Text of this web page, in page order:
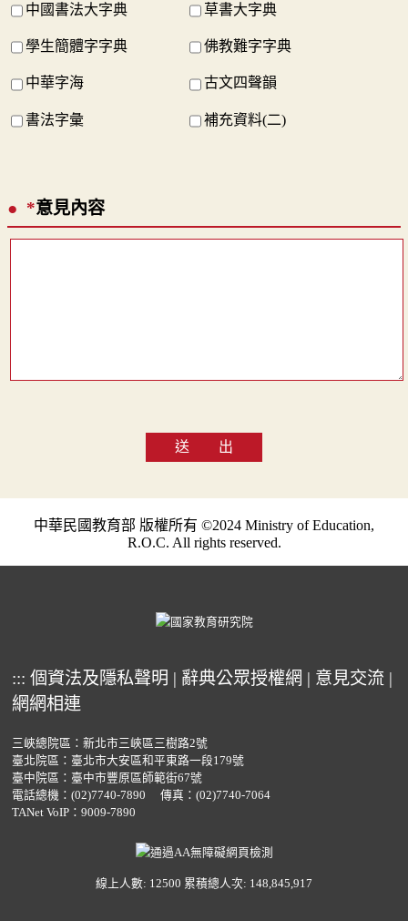
中國書法大字典 草書大字典
學生簡體字字典 佛教難字字典
中華字海 古文四聲韻
書法字彙 補充資料(二)
*意見內容
送 出
中華民國教育部 版權所有 ©2024 Ministry of Education,
R.O.C. All rights reserved.
::: 個資法及隱私聲明 | 辭典公眾授權網 | 意見交流 |
網網相連
三峽總院區：新北市三峽區三樹路2號
臺北院區：臺北市大安區和平東路一段179號
臺中院區：臺中市豐原區師範街67號
電話總機： (02)7740-7890
傳真：(02)7740-7064
TANet VoIP：9009-7890
線上人數: 12500 累積總人次: 148,845,917